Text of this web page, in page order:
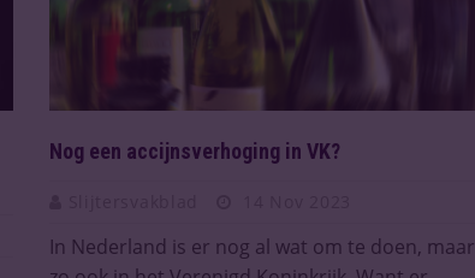
Nog een accijnsverhoging in VK?
In Nederland is er nog al wat om te doen, maar